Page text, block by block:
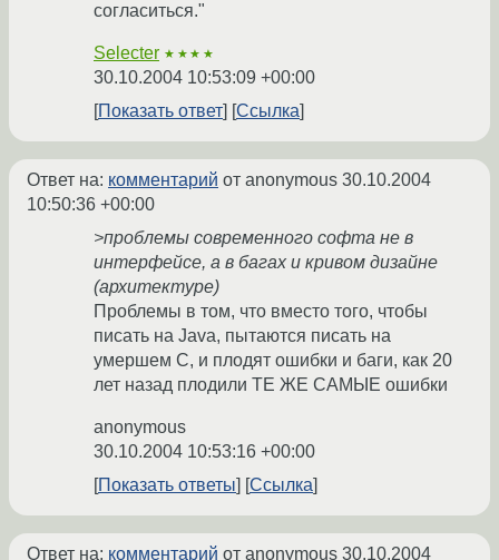
согласиться."
Selecter ★★★★
30.10.2004 10:53:09 +00:00
Показать ответ
Ссылка
Ответ на: комментарий от anonymous 30.10.2004
10:50:36 +00:00
>проблемы современного софта не в
интерфейсе, а в багах и кривом дизайне
(архитектуре)
Проблемы в том, что вместо того, чтобы
писать на Java, пытаются писать на
умершем C, и плодят ошибки и баги, как 20
лет назад плодили ТЕ ЖЕ САМЫЕ ошибки
anonymous
30.10.2004 10:53:16 +00:00
Показать ответы
Ссылка
Ответ на: комментарий от anonymous 30.10.2004